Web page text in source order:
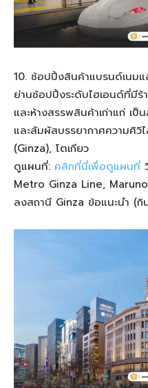
10. ช้อปปิ้งสินค้าแบรนด์เนมแ
ย่านช้อปปิ้งระดับไฮเอนด์ที่มีร้
และห้างสรรพสินค้าเก่าแก่ เป็
และสัมผัสบรรยากาศความศิ
(Ginza), โตเกียว
ดูแผนที่: คลิกที่นี่เพื่อดูแผนที่
Metro Ginza Line,
ลงสถานี Ginza ข้อแนะนำ (กิ